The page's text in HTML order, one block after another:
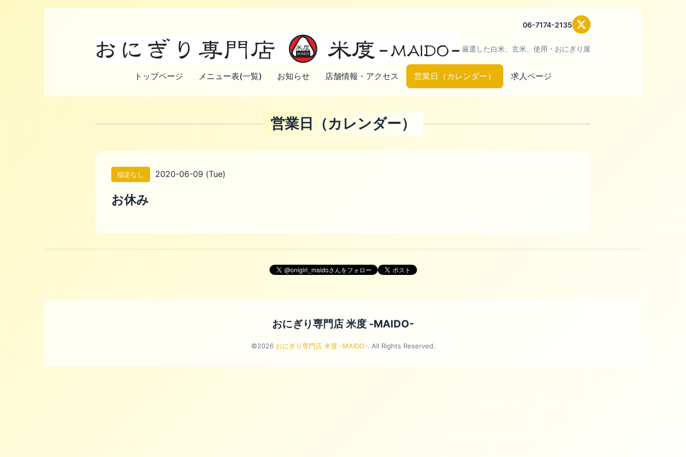
06-7174-2135
厳選した白米、玄米、使用・おにぎり屋
トップページ メニュー表(一覧) お知らせ 店舗情報・アクセス 営業日（カレンダー） 求人ページ
営業日（カレンダー）
指定なし 2020-06-09 (Tue)
お休み
おにぎり専門店 米度 -MAIDO-
©2026 おにぎり専門店 米度 -MAIDO-. All Rights Reserved.